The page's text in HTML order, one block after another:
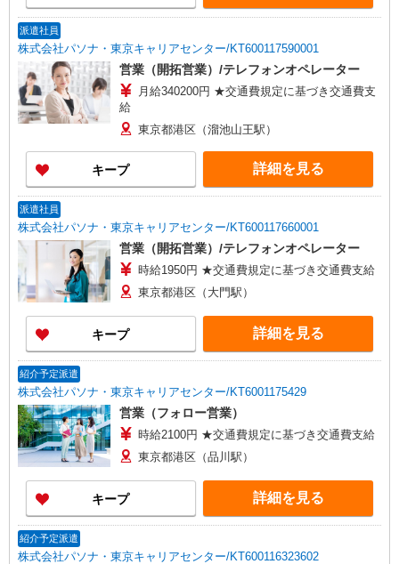
派遣社員
株式会社パソナ・東京キャリアセンター/KT600117590001
営業（開拓営業）/テレフォンオペレーター
月給340200円 ★交通費規定に基づき交通費支
給
東京都港区（溜池山王駅）
キープ 詳細を見る
派遣社員
株式会社パソナ・東京キャリアセンター/KT600117660001
営業（開拓営業）/テレフォンオペレーター
時給1950円 ★交通費規定に基づき交通費支給
東京都港区（大門駅）
キープ 詳細を見る
紹介予定派遣
株式会社パソナ・東京キャリアセンター/KT6001175429
営業（フォロー営業）
時給2100円 ★交通費規定に基づき交通費支給
東京都港区（品川駅）
キープ 詳細を見る
紹介予定派遣
株式会社パソナ・東京キャリアセンター/KT600116323602